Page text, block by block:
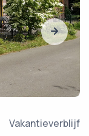
Vakantieverblijf